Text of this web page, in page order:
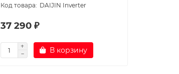
DAIJIN Inverter
37 290 ₽
В корзину